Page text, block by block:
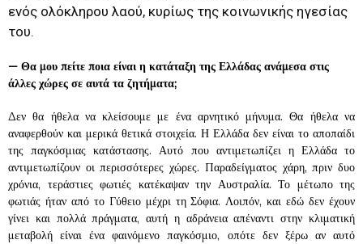
ενός ολόκληρου λαού, κυρίως της κοινωνικής ηγεσίας
του.
— Θα μου πείτε ποια είναι η κατάταξη της Ελλάδας ανάμεσα στις
άλλες χώρες σε αυτά τα ζητήματα;
Δεν θα ήθελα να κλείσουμε με ένα αρνητικό μήνυμα. Θα ήθελα να
αναφερθούν και μερικά θετικά στοιχεία. Η Ελλάδα δεν είναι το αποπαίδι
της παγκόσμιας κατάστασης. Αυτό που αντιμετωπίζει η Ελλάδα το
αντιμετωπίζουν οι περισσότερες χώρες. Παραδείγματος χάρη, πριν δυο
χρόνια, τεράστιες φωτιές κατέκαψαν την Αυστραλία. Το μέτωπο της
φωτιάς ήταν από το Γύθειο μέχρι τη Σόφια. Λοιπόν, και εδώ δεν έχουν
γίνει και πολλά πράγματα, αυτή η αδράνεια απέναντι στην κλιματική
μεταβολή είναι ένα φαινόμενο παγκόσμιο, οπότε δεν ξέρω αν αυτό